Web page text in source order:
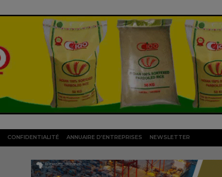
CONFIDENTIALITÉ ANNUAIRE D’ENTREPRISES NEWSLETTER